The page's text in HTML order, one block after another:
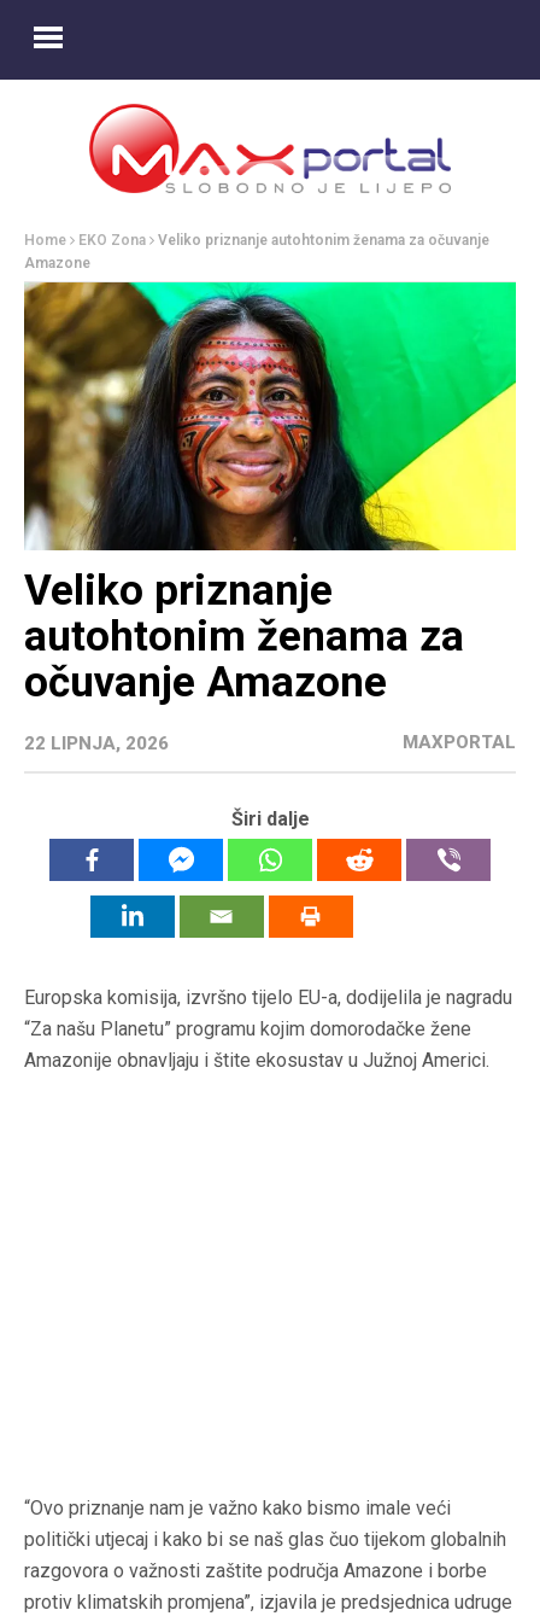
Home EKO Zona
Veliko priznanje autohtonim ženama za očuvanje
Amazone
Veliko priznanje
autohtonim ženama za
očuvanje Amazone
22 LIPNJA, 2026 MAXPORTAL
Širi dalje
Europska komisija, izvršno tijelo EU-a, dodijelila je nagradu
“Za našu Planetu” programu kojim domorodačke žene
Amazonije obnavljaju i štite ekosustav u Južnoj Americi.
“Ovo priznanje nam je važno kako bismo imale veći
politički utjecaj i kako bi se naš glas čuo tijekom globalnih
razgovora o važnosti zaštite područja Amazone i borbe
protiv klimatskih promjena”, izjavila je predsjednica udruge